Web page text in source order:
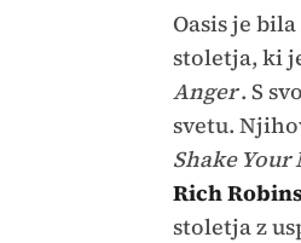
Oasis je
stoletja, ki
Anger. S
svetu.
Shake
Rich
stoletja z